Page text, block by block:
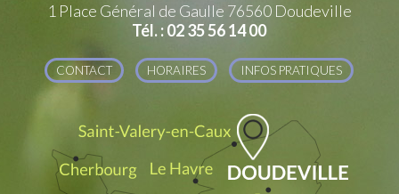
1 Place Général de Gaulle 76560 Doudeville
Tél. : 02 35 56 14 00
CONTACT HORAIRES INFOS PRATIQUES